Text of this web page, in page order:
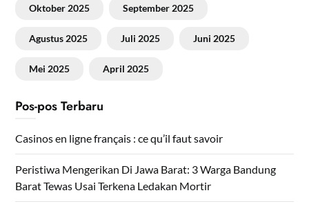
Oktober 2025 September 2025
Agustus 2025 Juli 2025 Juni 2025
Mei 2025 April 2025
Pos-pos Terbaru
Casinos en ligne français : ce qu’il faut savoir
Peristiwa Mengerikan Di Jawa Barat: 3 Warga Bandung
Barat Tewas Usai Terkena Ledakan Mortir